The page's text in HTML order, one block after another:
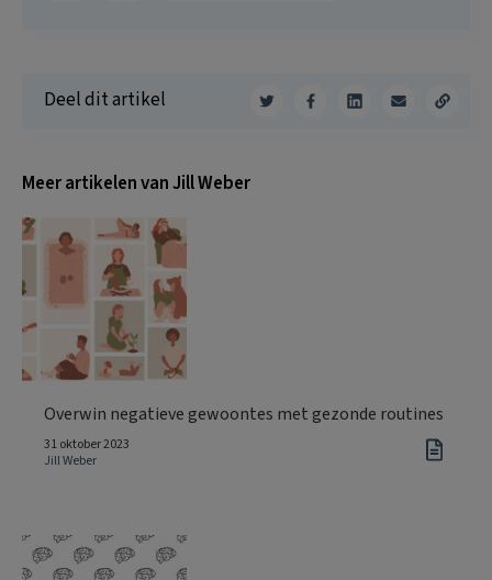
Deel dit artikel
Meer artikelen van Jill Weber
Overwin negatieve gewoontes met gezonde routines
31 oktober 2023
Jill Weber